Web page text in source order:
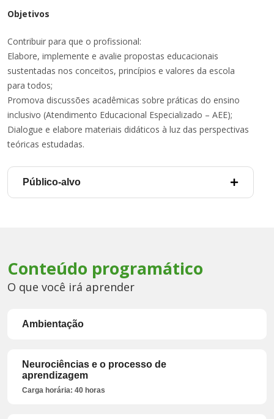
Objetivos
Contribuir para que o profissional:
Elabore, implemente e avalie propostas educacionais
sustentadas nos conceitos, princípios e valores da escola
para todos;
Promova discussões acadêmicas sobre práticas do ensino
inclusivo (Atendimento Educacional Especializado – AEE);
Dialogue e elabore materiais didáticos à luz das perspectivas
teóricas estudadas.
Público-alvo
Conteúdo programático
O que você irá aprender
Ambientação
Neurociências e o processo de
aprendizagem
Carga horária: 40 horas